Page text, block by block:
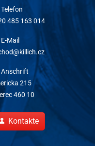
Telefon
485 163 014
E-Mail
Anschrift
215
460 10
Kontakte